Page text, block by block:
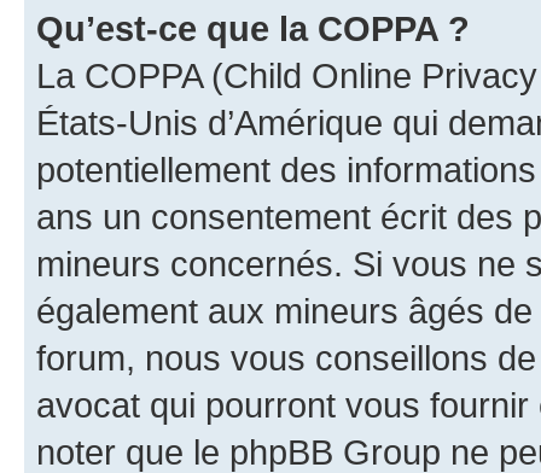
Qu’est-ce que la COPPA ?
La COPPA (Child Online
États-Unis d’Amérique qui
potentiellement des
ans un consentement écrit des
mineurs concernés. Si vous ne
également aux mineurs âgés
forum, nous vous conseillons
avocat qui pourront vous
noter que le phpBB Group ne